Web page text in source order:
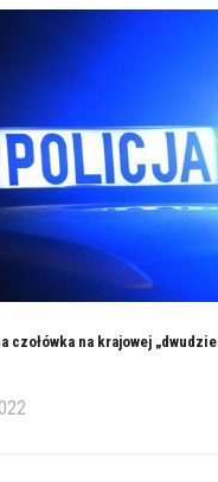
czołówka na krajowej